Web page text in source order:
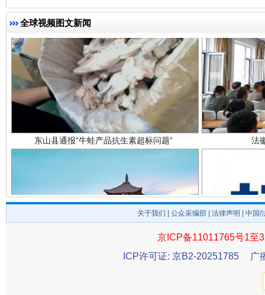
全球视频图文新闻
东山县通报“牛蛙产品抗生素超标问题” 法
一
关于我们 公众采编部 法律声明 | 中国
京ICP备11011765号1至
ICP许可证: 京B2-20251785
广